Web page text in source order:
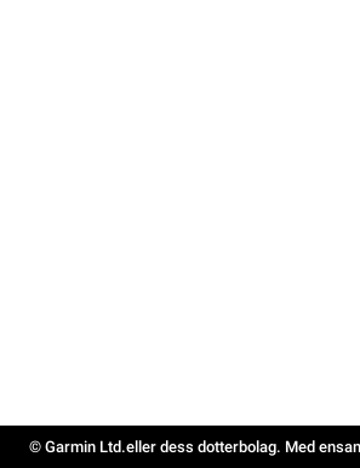
© Garmin Ltd.eller dess dotterbolag. Med